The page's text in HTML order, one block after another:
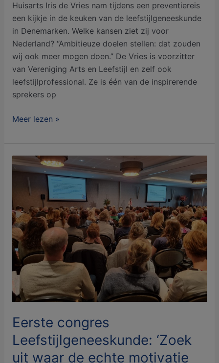
Huisarts Iris de Vries nam tijdens een preventiereis
een kijkje in de keuken van de leefstijlgeneeskunde
in Denemarken. Welke kansen ziet zij voor
Nederland? “Ambitieuze doelen stellen: dat zouden
wij ook meer mogen doen.” De Vries is voorzitter
van Vereniging Arts en Leefstijl en zelf ook
leefstijlprofessional. Ze is één van de inspirerende
sprekers op
Meer lezen »
Eerste congres
Leefstijlgeneeskunde: ‘Zoek
uit waar de echte motivatie
Eerste
congres
Leefstijlgeneeskunde:
‘Zoek
uit
waar
de
echte
motivatie
van
de
patiënt